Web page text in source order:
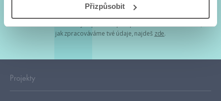
Přizpůsobit
Tvá e-mailová adresa je u nás v bezpečí. Přečti si
jak zpracováváme tvé údaje, najdeš zde.
Projekty